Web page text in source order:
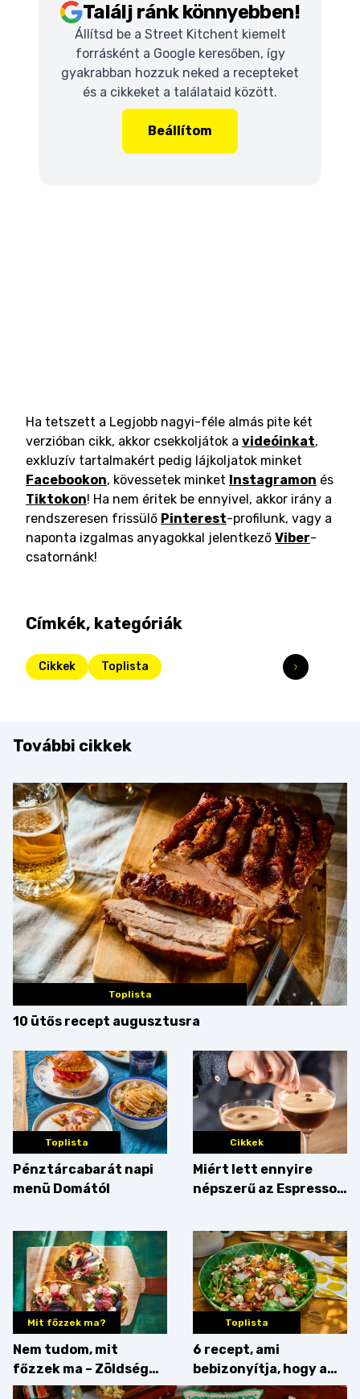
Találj ránk könnyebben!
Állítsd be a Street Kitchent kiemelt
forrásként a Google keresőben, így
gyakrabban hozzuk neked a recepteket
és a cikkeket a találataid között.
Beállítom
Ha tetszett a Legjobb nagyi-féle almás pite két
verzióban cikk, akkor csekkoljátok a videóinkat,
exkluzív tartalmakért pedig lájkoljatok minket
Facebookon, kövessetek minket Instagramon és
Tiktokon! Ha nem éritek be ennyivel, akkor irány a
rendszeresen frissülő Pinterest-profilunk, vagy a
naponta izgalmas anyagokkal jelentkező Viber-
csatornánk!
Címkék, kategóriák
Cikkek Toplista
További cikkek
Toplista
10 ütős recept augusztusra
Toplista
Pénztárcabarát napi
menü Domától
Cikkek
Miért lett ennyire
népszerű az Espresso
érdemes enni mellé?
Mit főzzek ma?
Nem tudom, mit
főzzek ma – Zöldség
minden mennyiségben
Toplista
6 recept, ami
bebizonyítja, hogy a
barack húsok mellé is